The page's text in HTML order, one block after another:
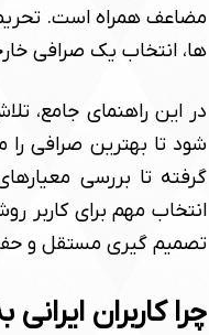
مضاعف همراه است.
ها، انتخاب یک صرافی
در این راهنمای جامع،
شود تا بهترین صرافی را
گرفته تا بررسی
انتخاب مهم برای
تصمیم گیری مستقل و حفظ
چرا کاربران